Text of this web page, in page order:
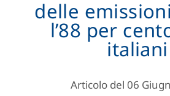
delle
l’88 per
italiani
Articolo del 06